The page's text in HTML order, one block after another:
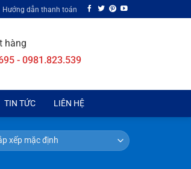
Hướng dẫn thanh toán
hàng
- 0981.823.539
TIN TỨC LIÊN HỆ